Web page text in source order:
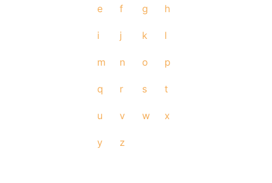
e f g h
i j k l
m n o p
q r s t
u v w x
y z